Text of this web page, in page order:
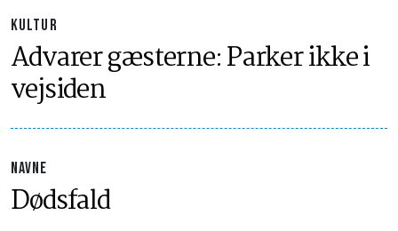
KULTUR
Advarer gæsterne: Parker ikke i
vejsiden
NAVNE
Dødsfald